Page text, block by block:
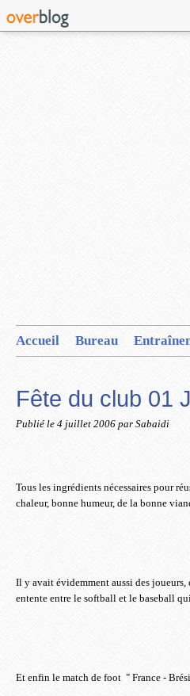
Accueil Bureau
Fête du club 01
Publié le 4 juillet 2006 par Sabaidi
Tous les ingrédients nécessaires pour
chaleur, bonne humeur, de la bonne
Il y avait évidemment aussi des joueurs,
entente entre le softball et le baseball
Et enfin le match de foot " France -